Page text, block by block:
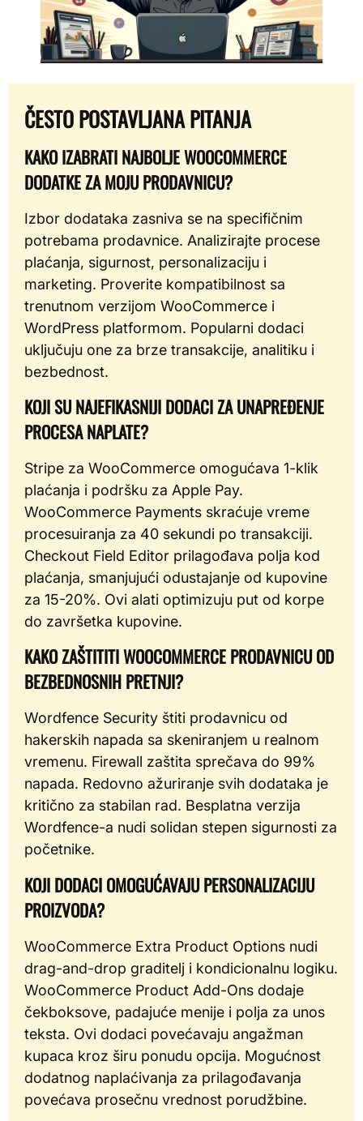
ČESTO POSTAVLJANA PITANJA
KAKO IZABRATI NAJBOLJE WOOCOMMERCE
DODATKE ZA MOJU PRODAVNICU?
Izbor dodataka zasniva se na specifičnim
potrebama prodavnice. Analizirajte procese
plaćanja, sigurnost, personalizaciju i
marketing. Proverite kompatibilnost sa
trenutnom verzijom WooCommerce i
WordPress platformom. Popularni dodaci
uključuju one za brze transakcije, analitiku i
bezbednost.
KOJI SU NAJEFIKASNIJI DODACI ZA UNAPREĐENJE
PROCESA NAPLATE?
Stripe za WooCommerce omogućava 1-klik
plaćanja i podršku za Apple Pay.
WooCommerce Payments skraćuje vreme
procesuiranja za 40 sekundi po transakciji.
Checkout Field Editor prilagođava polja kod
plaćanja, smanjujući odustajanje od kupovine
za 15-20%. Ovi alati optimizuju put od korpe
do završetka kupovine.
KAKO ZAŠTITITI WOOCOMMERCE PRODAVNICU OD
BEZBEDNOSNIH PRETNJI?
Wordfence Security štiti prodavnicu od
hakerskih napada sa skeniranjem u realnom
vremenu. Firewall zaštita sprečava do 99%
napada. Redovno ažuriranje svih dodataka je
kritično za stabilan rad. Besplatna verzija
Wordfence-a nudi solidan stepen sigurnosti za
početnike.
KOJI DODACI OMOGUĆAVAJU PERSONALIZACIJU
PROIZVODA?
WooCommerce Extra Product Options nudi
drag-and-drop graditelj i kondicionalnu logiku.
WooCommerce Product Add-Ons dodaje
čekboksove, padajuće menije i polja za unos
teksta. Ovi dodaci povećavaju angažman
kupaca kroz širu ponudu opcija. Mogućnost
dodatnog naplaćivanja za prilagođavanja
povećava prosečnu vrednost porudžbine.